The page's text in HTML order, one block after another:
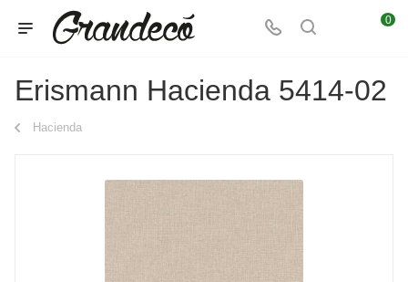
0
Erismann Hacienda 5414-02
Hacienda